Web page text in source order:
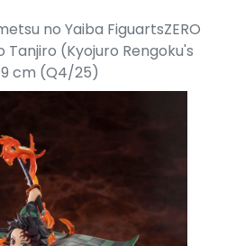
no Yaiba FiguartsZERO
Tanjiro (Kyojuro Rengoku's
cm (Q4/25)